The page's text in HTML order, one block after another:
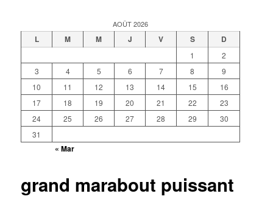
AOÛT 2026
L M M J V S D
1
2
3
4 5 6 7 8
9
10
11 12 13 14 15
16
17
18 19 20 21 22
23
24
25 26 27 28 29
30
31
« Mar
grand marabout puissant